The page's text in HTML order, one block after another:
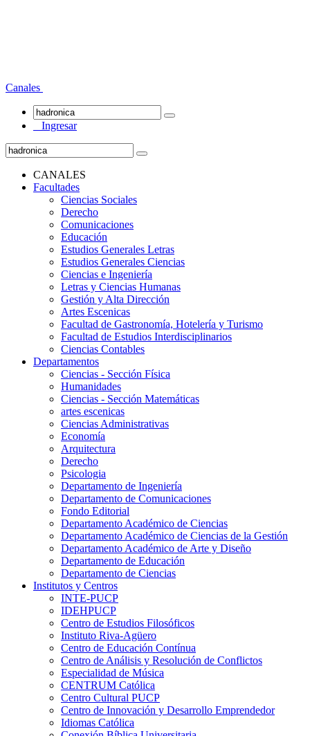
Canales
Ingresar
CANALES
Facultades
Ciencias Sociales
Derecho
Comunicaciones
Educación
Estudios Generales Letras
Estudios Generales Ciencias
Ciencias e Ingeniería
Letras y Ciencias Humanas
Gestión y Alta Dirección
Artes Escenicas
Facultad de Gastronomía, Hotelería y Turismo
Facultad de Estudios Interdisciplinarios
Ciencias Contables
Departamentos
Ciencias - Sección Física
Humanidades
Ciencias - Sección Matemáticas
artes escenicas
Ciencias Administrativas
Economía
Arquitectura
Derecho
Psicologia
Departamento de Ingeniería
Departamento de Comunicaciones
Fondo Editorial
Departamento Académico de Ciencias
Departamento Académico de Ciencias de la Gestión
Departamento Académico de Arte y Diseño
Departamento de Educación
Departamento de Ciencias
Institutos y Centros
INTE-PUCP
IDEHPUCP
Centro de Estudios Filosóficos
Instituto Riva-Agüero
Centro de Educación Contínua
Centro de Análisis y Resolución de Conflictos
Especialidad de Música
CENTRUM Católica
Centro Cultural PUCP
Centro de Innovación y Desarrollo Emprendedor
Idiomas Católica